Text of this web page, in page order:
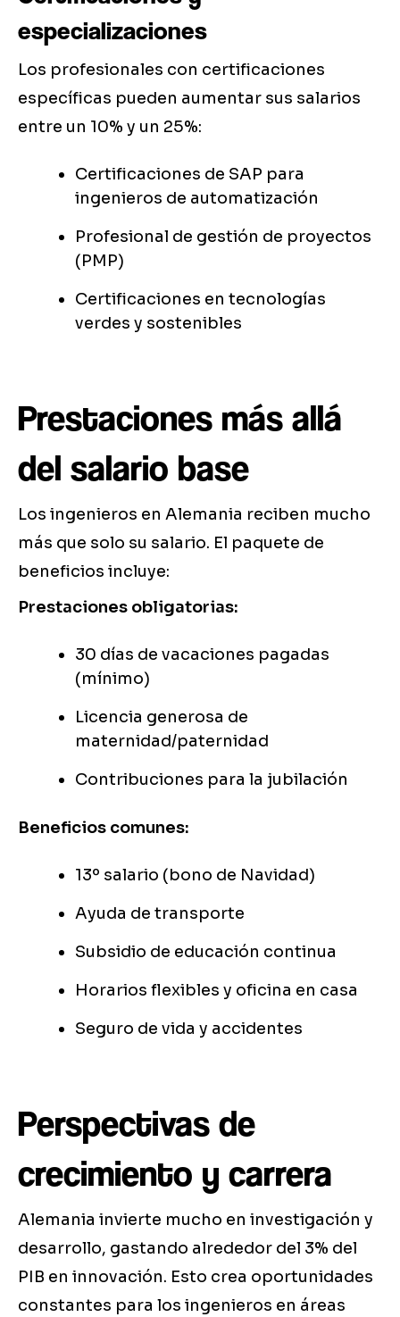
especializaciones
Los profesionales con certificaciones
específicas pueden aumentar sus salarios
entre un 10% y un 25%:
Certificaciones de SAP para
ingenieros de automatización
Profesional de gestión de proyectos
(PMP)
Certificaciones en tecnologías
verdes y sostenibles
Prestaciones más allá
del salario base
Los ingenieros en Alemania reciben mucho
más que solo su salario. El paquete de
beneficios incluye:
Prestaciones obligatorias:
30 días de vacaciones pagadas
(mínimo)
Licencia generosa de
maternidad/paternidad
Contribuciones para la jubilación
Beneficios comunes:
13º salario (bono de Navidad)
Ayuda de transporte
Subsidio de educación continua
Horarios flexibles y oficina en casa
Seguro de vida y accidentes
Perspectivas de
crecimiento y carrera
Alemania invierte mucho en investigación y
desarrollo, gastando alrededor del 3% del
PIB en innovación. Esto crea oportunidades
constantes para los ingenieros en áreas